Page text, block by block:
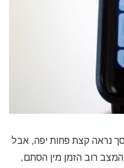
נראה קצת פחות יפה, אבל
רוב הזמן מין הסתם,